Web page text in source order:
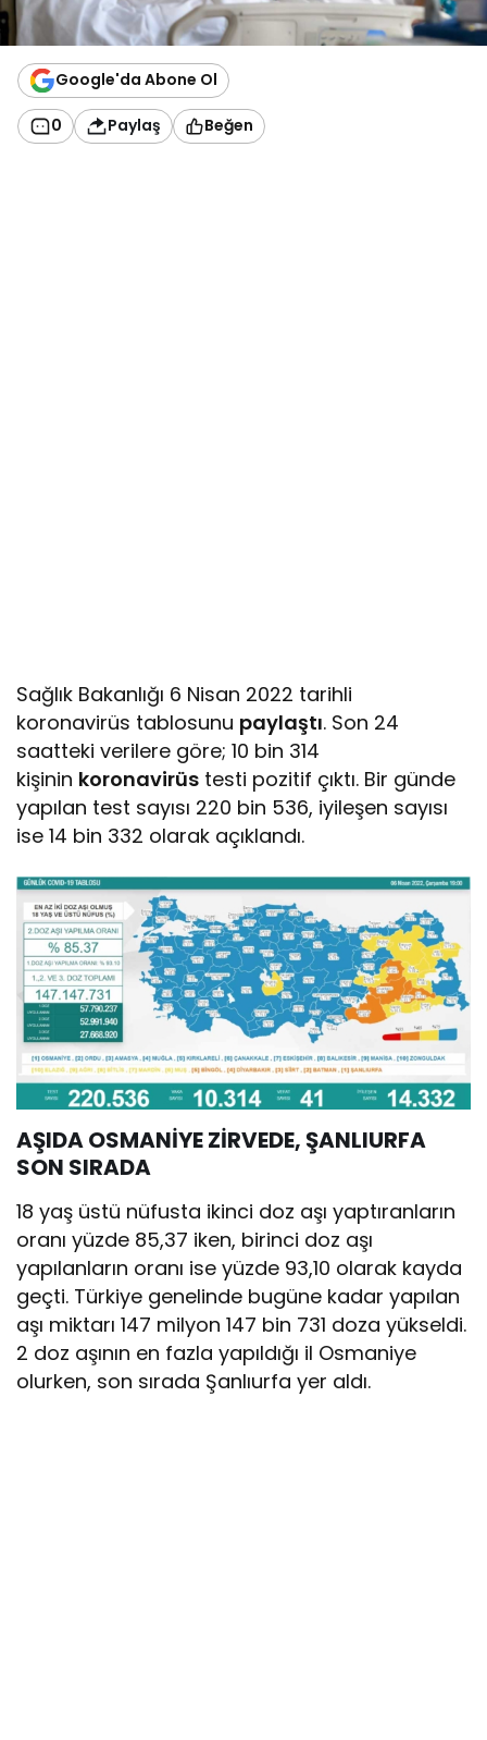
Google'da Abone Ol
0 Paylaş Beğen
Sağlık Bakanlığı 6 Nisan 2022 tarihli
koronavirüs tablosunu paylaştı. Son 24
saatteki verilere göre; 10 bin 314
kişinin koronavirüs testi pozitif çıktı. Bir günde
yapılan test sayısı 220 bin 536, iyileşen sayısı
ise 14 bin 332 olarak açıklandı.
AŞIDA OSMANİYE ZİRVEDE, ŞANLIURFA
SON SIRADA
18 yaş üstü nüfusta ikinci doz aşı yaptıranların
oranı yüzde 85,37 iken, birinci doz aşı
yapılanların oranı ise yüzde 93,10 olarak kayda
geçti. Türkiye genelinde bugüne kadar yapılan
aşı miktarı 147 milyon 147 bin 731 doza yükseldi.
2 doz aşının en fazla yapıldığı il Osmaniye
olurken, son sırada Şanlıurfa yer aldı.